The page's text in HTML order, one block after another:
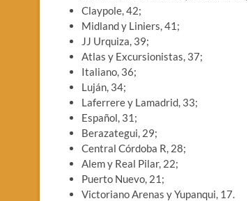
Claypole, 42;
Midland y Liniers, 41;
JJ Urquiza, 39;
Atlas y Excursionistas, 37;
Italiano, 36;
Luján, 34;
Laferrere y Lamadrid, 33;
Español, 31;
Berazategui, 29;
Central Córdoba R, 28;
Alem y Real Pilar, 22;
Puerto Nuevo, 21;
Victoriano Arenas y Yupanqui, 17.